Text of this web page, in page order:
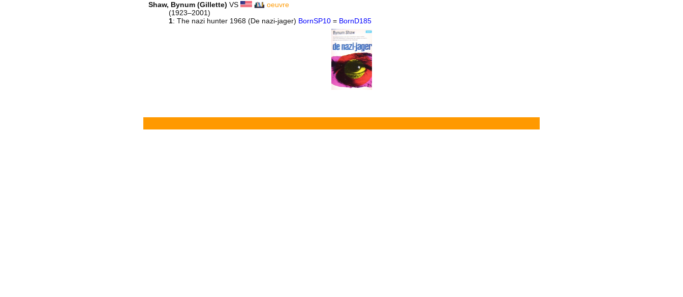
Shaw, Bynum (Gillette) VS
oeuvre
(1923–2001)
1: The nazi hunter 1968 (De nazi-jager) BornSP10 = BornD185